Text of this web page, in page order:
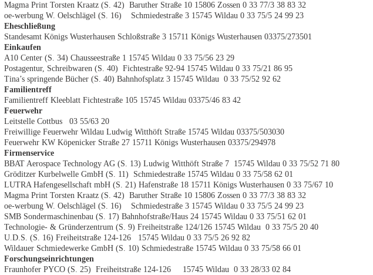
Magma Print Torsten Kraatz (S. 42) Baruther Straße 10 15806 Zossen 0 33 77/3 38 83 32
oe-werbung W. Oelschlägel (S. 16) Schmiedestraße 3 15745 Wildau 0 33 75/5 24 99 23
Eheschließung
Standesamt Königs Wusterhausen Schloßstraße 3 15711 Königs Wusterhausen 03375/273501
Einkaufen
A10 Center (S. 34) Chausseestraße 1 15745 Wildau 0 33 75/56 23 29
Postagentur, Schreibwaren (S. 40) Fichtestraße 92-94 15745 Wildau 0 33 75/21 86 95
Tina’s springende Bücher (S. 40) Bahnhofsplatz 3 15745 Wildau 0 33 75/52 92 62
Familientreff
Familientreff Kleeblatt Fichtestraße 105 15745 Wildau 03375/46 83 42
Feuerwehr
Leitstelle Cottbus 03 55/63 20
Freiwillige Feuerwehr Wildau Ludwig Witthöft Straße 15745 Wildau 03375/503030
Feuerwehr KW Köpenicker Straße 27 15711 Königs Wusterhausen 03375/294978
Firmenservice
BBAT Aerospace Technology AG (S. 13) Ludwig Witthöft Straße 7 15745 Wildau 0 33 75/52 71 80
Gröditzer Kurbelwelle GmbH (S. 11) Schmiedestraße 15745 Wildau 0 33 75/58 62 01
LUTRA Hafengesellschaft mbH (S. 21) Hafenstraße 18 15711 Königs Wusterhausen 0 33 75/67 10
Magma Print Torsten Kraatz (S. 42) Baruther Straße 10 15806 Zossen 0 33 77/3 38 83 32
oe-werbung W. Oelschlägel (S. 16) Schmiedestraße 3 15745 Wildau 0 33 75/5 24 99 23
SMB Sondermaschinenbau (S. 17) Bahnhofstraße/Haus 24 15745 Wildau 0 33 75/51 62 01
Technologie- & Gründerzentrum (S. 9) Freiheitstraße 124/126 15745 Wildau 0 33 75/5 20 40
U.D.S. (S. 16) Freiheitstraße 124-126 15745 Wildau 0 33 75/5 26 92 82
Wildauer Schmiedewerke GmbH (S. 10) Schmiedestraße 15745 Wildau 0 33 75/58 66 01
Forschungseinrichtungen
Fraunhofer PYCO (S. 25) Freiheitstraße 124-126 15745 Wildau 0 33 28/33 02 84